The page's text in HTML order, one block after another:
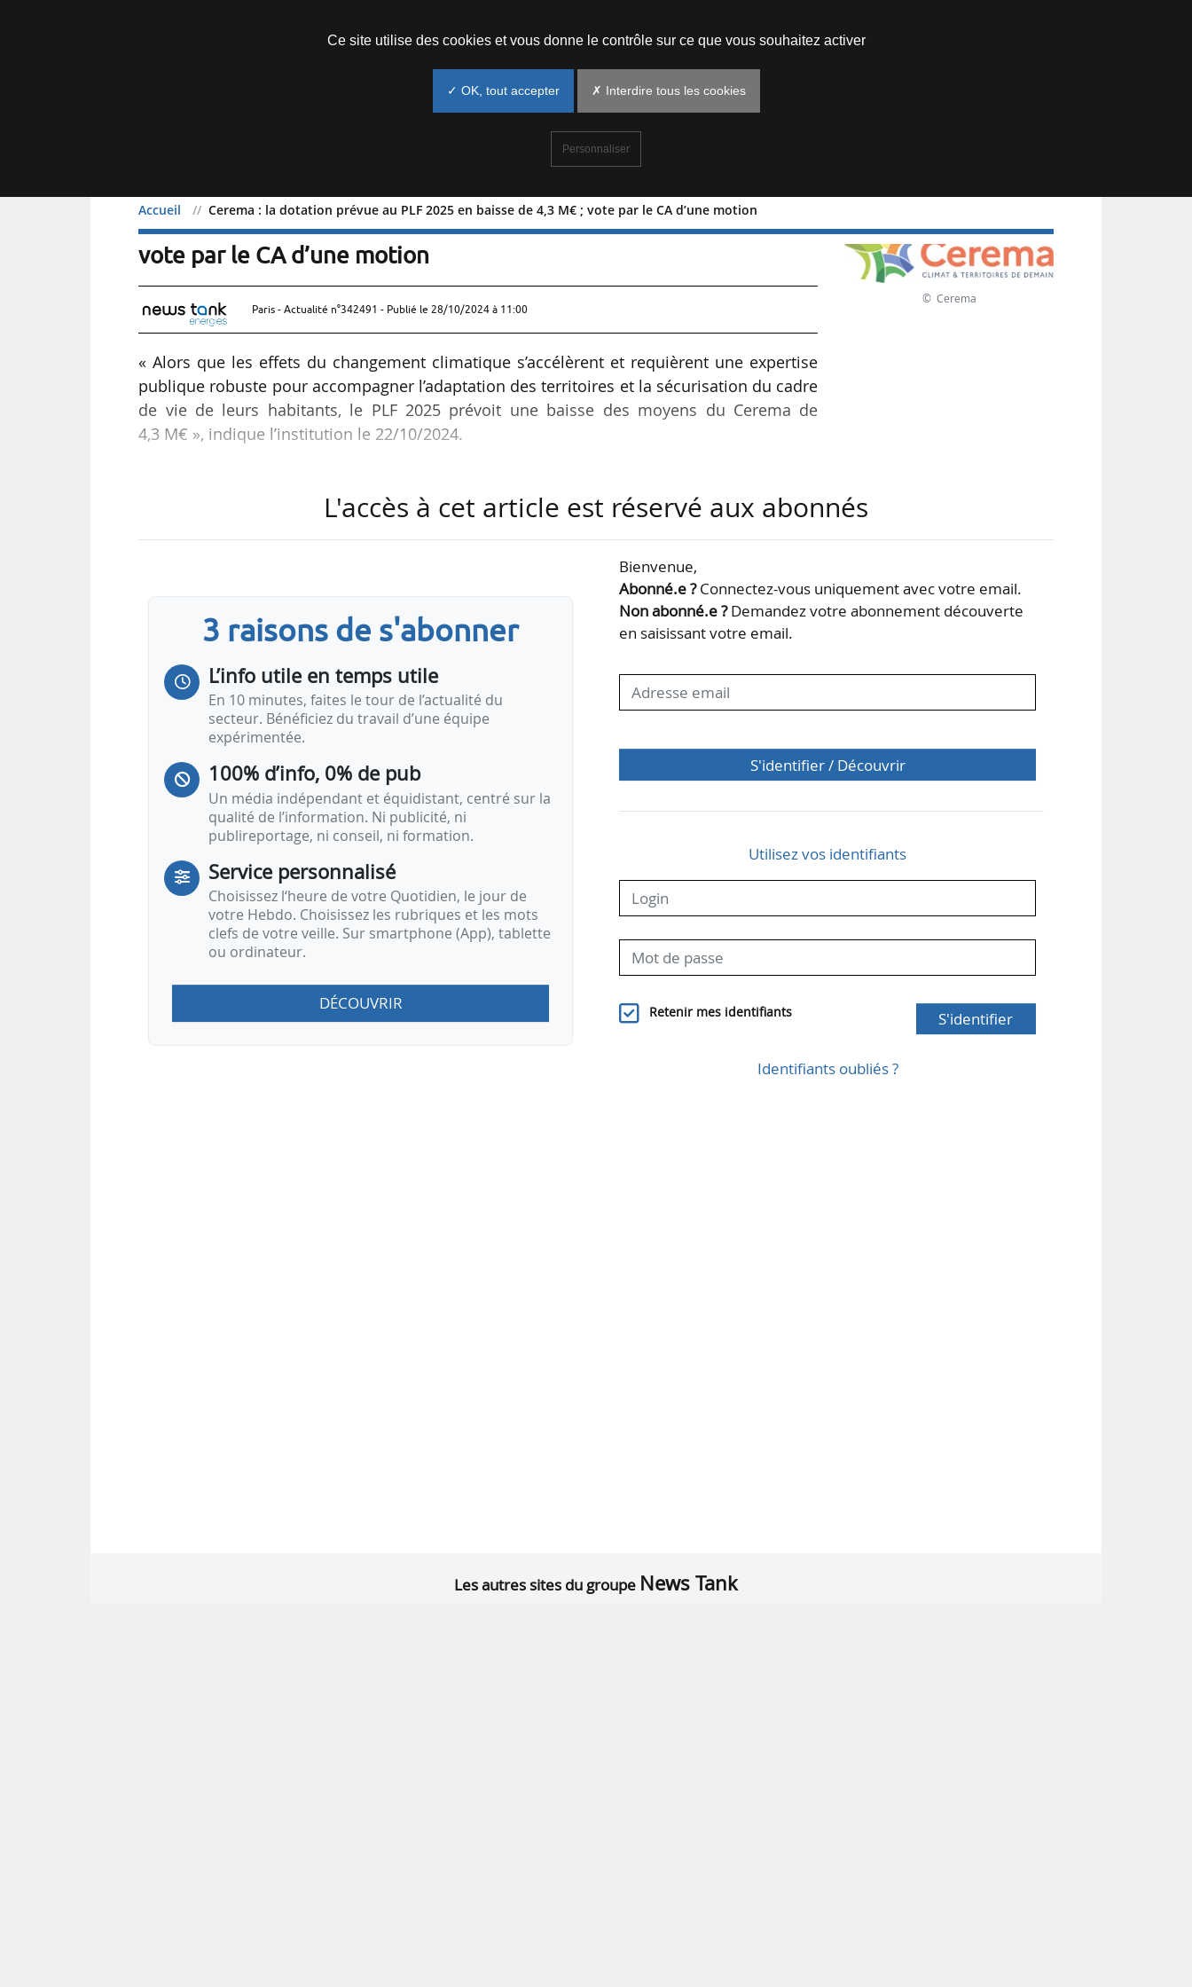
Accueil Cerema : la dotation prévue au PLF 2025 en baisse de 4,3 M€ ; vote par le CA d’une motion
Cerema : la dotation prévue au PLF 2025 en baisse de 4,3 M€ ;
vote par le CA d’une motion
Paris - Actualité n°342491 - Publié le 28/10/2024 à 11:00
« Alors que les effets du changement climatique s’accélèrent et requièrent une expertise
publique robuste pour accompagner l’adaptation des territoires et la sécurisation du cadre
de vie de leurs habitants, le PLF 2025 prévoit une baisse des moyens du Cerema de
4,3 M€ », indique l’institution le 22/10/2024.
météorologie), sa SCSP sera de 193,6 M€ contre 197,9 M€ en 2024.
« couplée aux mesures conventionnelles décidées par l’État qui s’imposent à
l’établissement, portent une diminution de ses moyens de près de 11 M€ ».
précédent…
© Cerema
L'accès à cet article est réservé aux abonnés
3 raisons de s'abonner
L’info utile en temps utile
En 10 minutes, faites le tour de l’actualité du
secteur. Bénéficiez du travail d’une équipe
expérimentée.
100% d’info, 0% de pub
Un média indépendant et équidistant, centré sur la
qualité de l’information. Ni publicité, ni
publireportage, ni conseil, ni formation.
Service personnalisé
Choisissez l‘heure de votre Quotidien, le jour de
votre Hebdo. Choisissez les rubriques et les mots
clefs de votre veille. Sur smartphone (App), tablette
ou ordinateur.
DÉCOUVRIR
Bienvenue,
Abonné.e ?Connectez-vous uniquement avec votre email.
Non abonné.e ?Demandez votre abonnement découverte
en saisissant votre email.
S'identifier / Découvrir
Utilisez vos identifiants
Retenir mes identifiants S'identifier
Identifiants oubliés ?
Les autres sites du groupe News Tank
Ce site utilise des cookies et vous donne le contrôle sur ce que vous souhaitez activer
✓ OK, tout accepter ✗ Interdire tous les cookies
Personnaliser